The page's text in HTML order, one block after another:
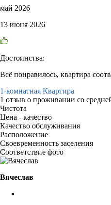
май 2026
13 июня 2026
Достоинства:
Всё понравилось, квартира
1-комнатная Квартира
1 отзыв о проживании со
Чистота
Цена - качество
Качество обслуживания
Расположение
Своевременность заселения
Соответствие фото
Вячеслав